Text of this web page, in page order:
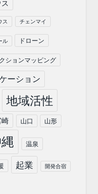
ス チェンマイ
ル ドローン
ションマッピング
ーション
地域活性
山口 山形
温泉
起業 開発合宿